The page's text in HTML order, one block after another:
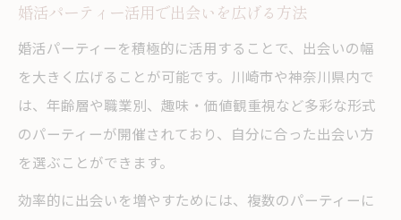
婚活パーティー活用で出会いを広げる方法
婚活パーティーを積極的に活用することで、出会いの幅
を大きく広げることが可能です。川崎市や神奈川県内で
は、年齢層や職業別、趣味・価値観重視など多彩な形式
のパーティーが開催されており、自分に合った出会い方
を選ぶことができます。
効率的に出会いを増やすためには、複数のパーティーに